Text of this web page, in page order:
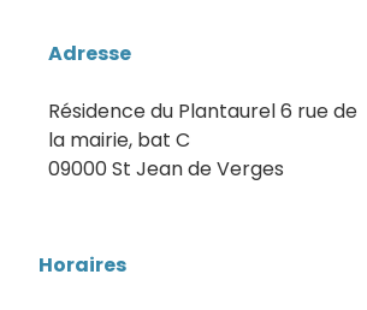
Adresse
Résidence du Plantaurel 6 rue de
la mairie, bat C
09000 St Jean de Verges
Horaires